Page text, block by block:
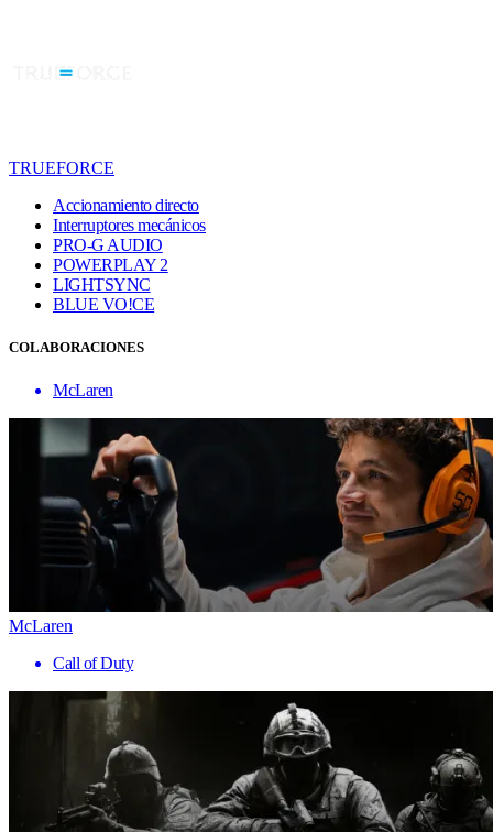
TRUEFORCE
Accionamiento directo
Interruptores mecánicos
PRO-G AUDIO
POWERPLAY 2
LIGHTSYNC
BLUE VO!CE
COLABORACIONES
McLaren
McLaren
Call of Duty